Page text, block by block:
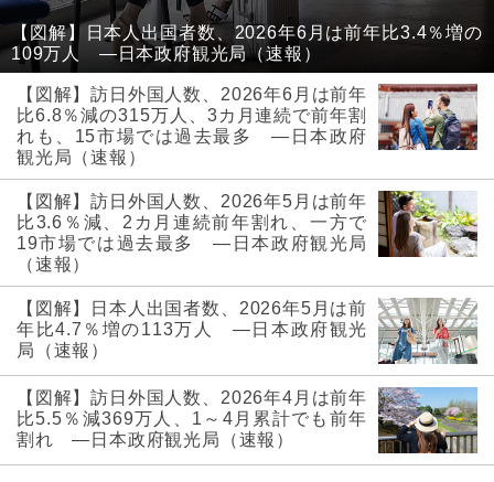
【図解】日本人出国者数、2026年6月は前年比3.4％増の
109万人 ―日本政府観光局（速報）
【図解】訪日外国人数、2026年6月は前年
比6.8％減の315万人、3カ月連続で前年割
れも、15市場では過去最多 ―日本政府
観光局（速報）
【図解】訪日外国人数、2026年5月は前年
比3.6％減、2カ月連続前年割れ、一方で
19市場では過去最多 ―日本政府観光局
（速報）
【図解】日本人出国者数、2026年5月は前
年比4.7％増の113万人 ―日本政府観光
局（速報）
【図解】訪日外国人数、2026年4月は前年
比5.5％減369万人、1～4月累計でも前年
割れ ―日本政府観光局（速報）